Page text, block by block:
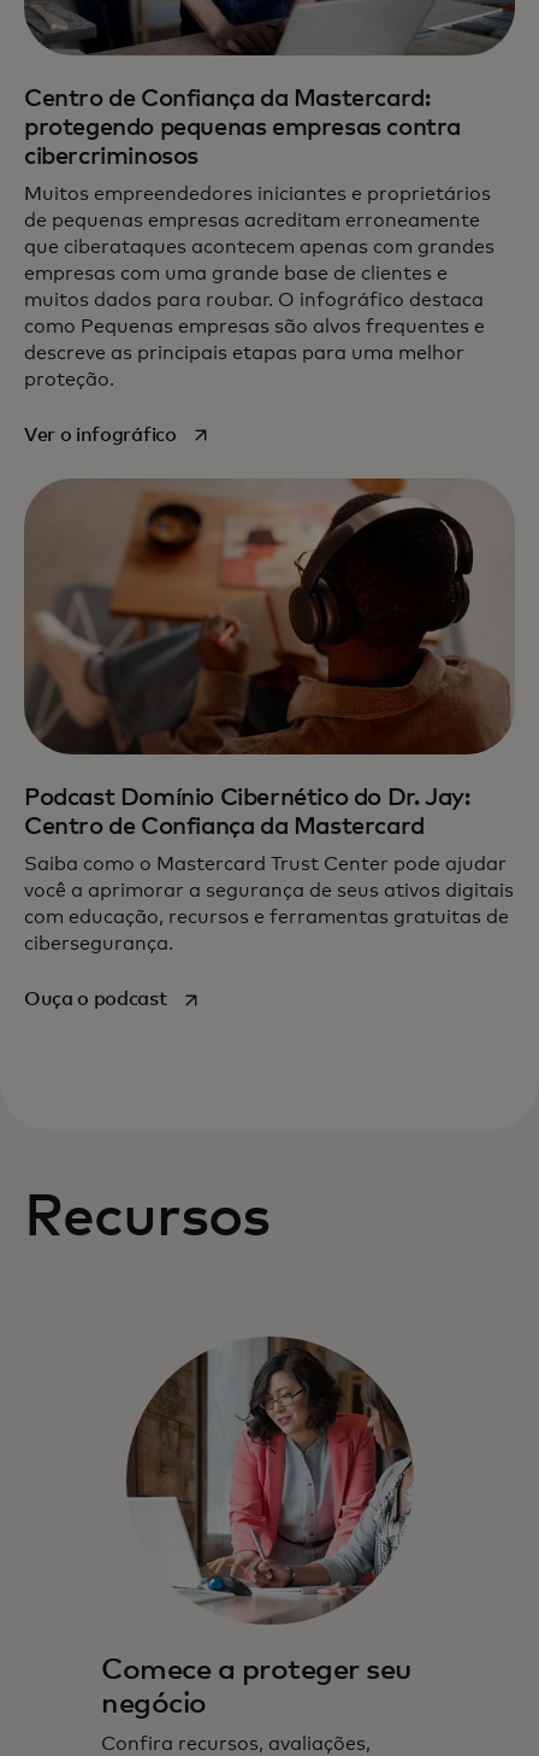
Centro de Confiança da Mastercard:
protegendo pequenas empresas contra
cibercriminosos
Muitos empreendedores iniciantes e proprietários
de pequenas empresas acreditam erroneamente
que ciberataques acontecem apenas com grandes
empresas com uma grande base de clientes e
muitos dados para roubar. O infográfico destaca
como Pequenas empresas são alvos frequentes e
descreve as principais etapas para uma melhor
proteção.
Ver o infográficoabre em uma nova guia
Podcast Domínio Cibernético do Dr. Jay:
Centro de Confiança da Mastercard
Saiba como o Mastercard Trust Center pode ajudar
você a aprimorar a segurança de seus ativos digitais
com educação, recursos e ferramentas gratuitas de
cibersegurança.
Ouça o podcastabre em uma nova guia
Recursos
Comece a proteger seu
negócio
Confira recursos, avaliações,